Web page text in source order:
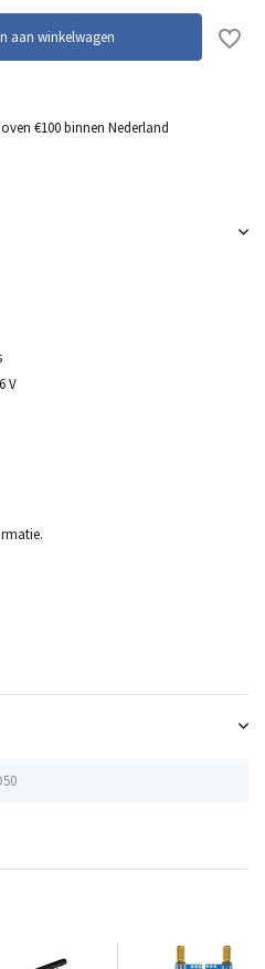
aan winkelwagen
€100 binnen Nederland
V